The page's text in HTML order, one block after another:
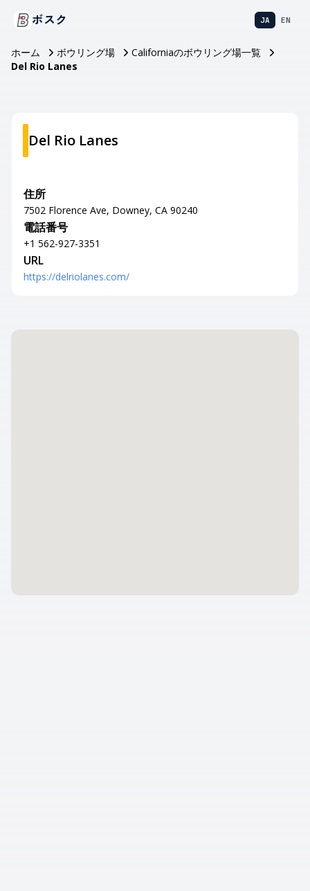
ボスク JA EN
ホーム ボウリング場
Californiaのボウリング場一覧
Del Rio Lanes
Del Rio Lanes
住所
7502 Florence Ave, Downey, CA 90240
電話番号
+1 562-927-3351
URL
https://delriolanes.com/